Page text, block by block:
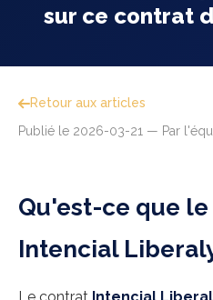
sur ce contrat
Retour aux articles
Publié le 2026-03-21 — Par
Qu'est-ce que
Intencial
Le contrat Intencial